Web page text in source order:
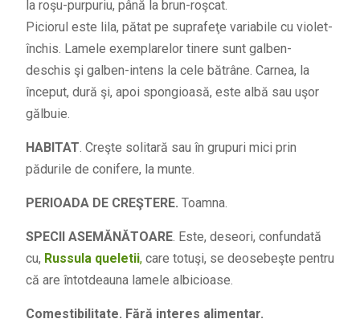
la roşu-purpuriu, până la brun-roşcat.
Piciorul este lila, pătat pe suprafeţe variabile cu violet-
închis. Lamele exemplarelor tinere sunt galben-
deschis şi galben-intens la cele bătrâne. Carnea, la
început, dură şi, apoi spongioasă, este albă sau uşor
gălbuie.
HABITAT. Creşte solitară sau în grupuri mici prin
pădurile de conifere, la munte.
PERIOADA DE CREŞTERE. Toamna.
SPECII ASEMĂNĂTOARE. Este, deseori, confundată
cu, Russula queletii,care totuşi, se deosebeşte pentru
că are întotdeauna lamele albicioase.
Comestibilitate. Fără interes alimentar.